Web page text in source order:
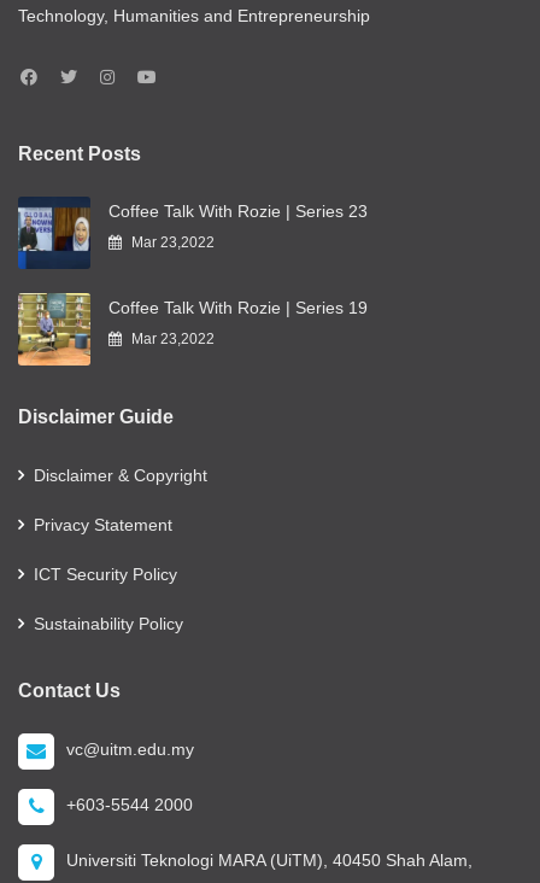
Technology, Humanities and Entrepreneurship
Recent Posts
Coffee Talk With Rozie | Series 23
Mar 23,2022
Coffee Talk With Rozie | Series 19
Mar 23,2022
Disclaimer Guide
Disclaimer & Copyright
Privacy Statement
ICT Security Policy
Sustainability Policy
Contact Us
vc@uitm.edu.my
+603-5544 2000
Universiti Teknologi MARA (UiTM), 40450 Shah Alam,